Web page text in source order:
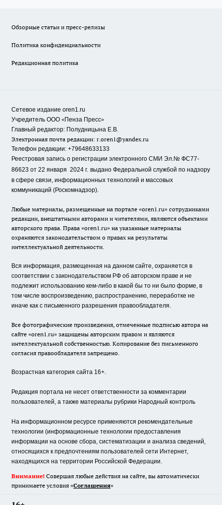
Обзорные статьи и пресс-релизы
Политика конфиденциальности
Редакционная политика
Сетевое издание oren1.ru
Учредитель ООО «Пенза Пресс»
Главный редактор: Полудницына Е.В.
Электронная почта редакции: r.oren1@yandex.ru
Телефон редакции: +79648633133
Реестровая запись о регистрации электронного СМИ Эл.№ ФС77-
86623 от 22 января 2024 г. выдано Федеральной службой по надзору
в сфере связи, информационных технологий и массовых
коммуникаций (Роскомнадзор).
Любые материалы, размещенные на портале «oren1.ru» сотрудниками
редакции, внештатными авторами и читателями, являются объектами
авторского права. Права «oren1.ru» на указанные материалы
охраняются законодательством о правах на результаты
интеллектуальной деятельности.
Вся информация, размещенная на данном сайте, охраняется в
соответствии с законодательством РФ об авторском праве и не
подлежит использованию кем-либо в какой бы то ни было форме, в
том числе воспроизведению, распространению, переработке не
иначе как с письменного разрешения правообладателя.
Все фотографические произведения, отмеченные подписью автора на
сайте «oren1.ru» защищены авторским правом и являются
интеллектуальной собственностью. Копирование без письменного
согласия правообладателя запрещено.
Возрастная категория сайта 16+.
Редакция портала не несет ответственности за комментарии
пользователей, а также материалы рубрики Народный контроль
На информационном ресурсе применяются рекомендательные
технологии (информационные технологии предоставления
информации на основе сбора, систематизации и анализа сведений,
относящихся к предпочтениям пользователей сети Интернет,
находящихся на территории Российской Федерации.
Внимание! Совершая любые действия на сайте, вы автоматически
принимаете условия «Cоглашения»